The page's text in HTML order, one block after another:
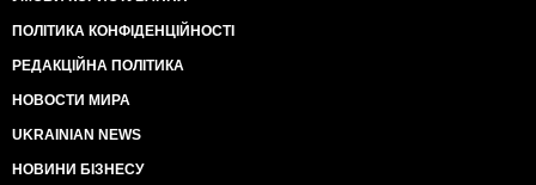
ПОЛІТИКА КОНФІДЕНЦІЙНОСТІ
РЕДАКЦІЙНА ПОЛІТИКА
НОВОСТИ МИРА
UKRAINIAN NEWS
НОВИНИ БІЗНЕСУ